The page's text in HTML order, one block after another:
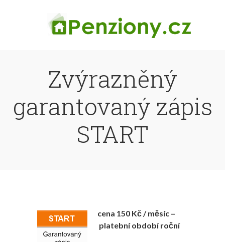
Zvýrazněný
garantovaný zápis
START
cena 150 Kč / měsíc –
platební období roční